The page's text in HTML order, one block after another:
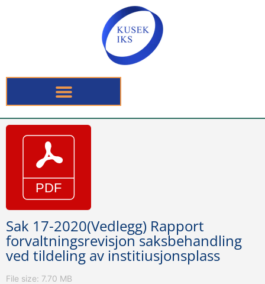
Sak 17-2020(Vedlegg) Rapport
forvaltningsrevisjon saksbehandling
ved tildeling av institiusjonsplass
File size: 7.70 MB